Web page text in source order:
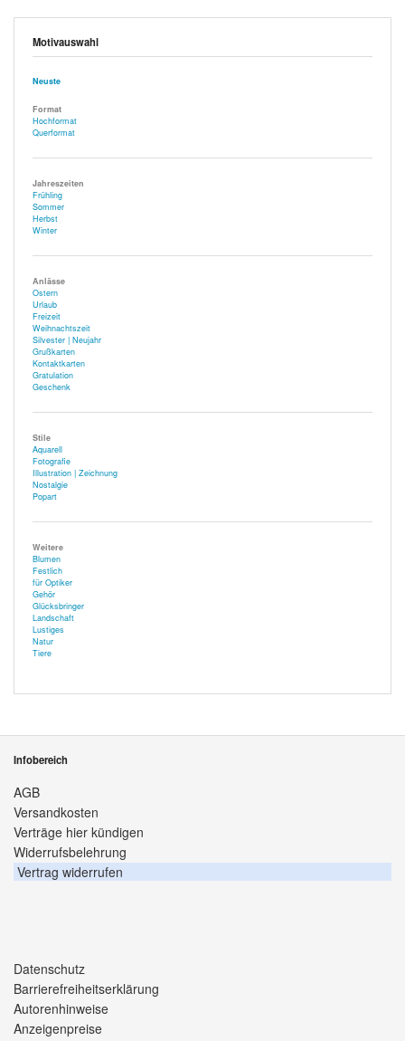
Motivauswahl
Neuste
Format
Hochformat
Querformat
Jahreszeiten
Frühling
Sommer
Herbst
Winter
Anlässe
Ostern
Urlaub
Freizeit
Weihnachtszeit
Silvester | Neujahr
Grußkarten
Kontaktkarten
Gratulation
Geschenk
Stile
Aquarell
Fotografie
Illustration | Zeichnung
Nostalgie
Popart
Weitere
Blumen
Festlich
für Optiker
Gehör
Glücksbringer
Landschaft
Lustiges
Natur
Tiere
Infobereich
AGB
Versandkosten
Verträge hier kündigen
Widerrufsbelehrung
Vertrag widerrufen
Datenschutz
Barrierefreiheitserklärung
Autorenhinweise
Anzeigenpreise